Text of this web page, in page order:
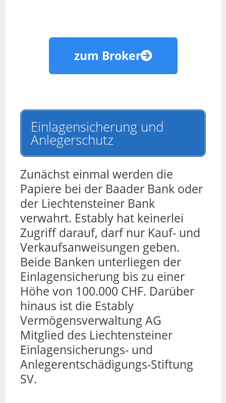
zum Broker
Einlagensicherung und
Anlegerschutz
Zunächst einmal werden die
Papiere bei der Baader Bank oder
der Liechtensteiner Bank
verwahrt. Estably hat keinerlei
Zugriff darauf, darf nur Kauf- und
Verkaufsanweisungen geben.
Beide Banken unterliegen der
Einlagensicherung bis zu einer
Höhe von 100.000 CHF. Darüber
hinaus ist die Estably
Vermögensverwaltung AG
Mitglied des Liechtensteiner
Einlagensicherungs- und
Anlegerentschädigungs-Stiftung
SV.